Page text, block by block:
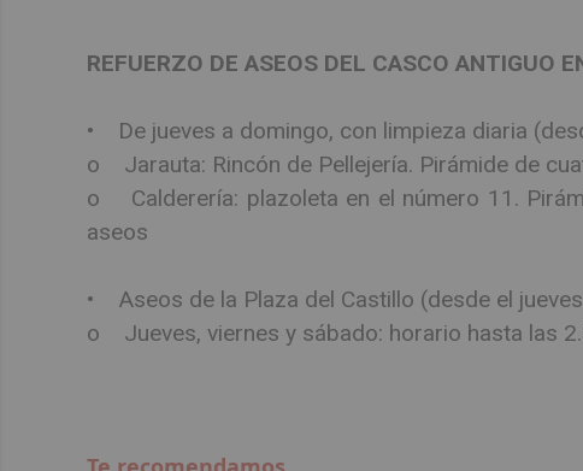
REFUERZO DE ASEOS DEL CASCO ANTIGUO
• De jueves a domingo, con limpieza diaria
o Jarauta: Rincón de Pellejería. Pirámide de
o Calderería: plazoleta en el número 11.
aseos
• Aseos de la Plaza del Castillo (desde el
o Jueves, viernes y sábado: horario hasta las